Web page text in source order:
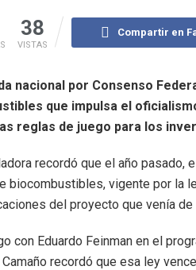
38
VISTAS
Compartir en
nacional por Consenso
que impulsa el
reglas de juego para los
recordó que el año pasado,
biocombustibles, vigente por la
del proyecto que venía de
con Eduardo Feinman en el
Camaño recordó que esa ley